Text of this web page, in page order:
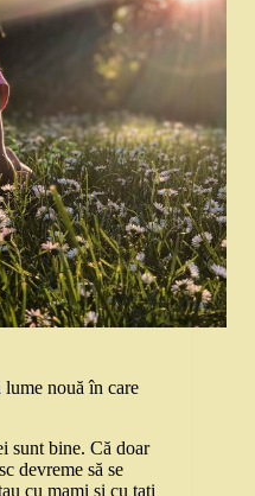
nouă în care
sunt bine. Că doar
devreme să se
cu mami și cu tati